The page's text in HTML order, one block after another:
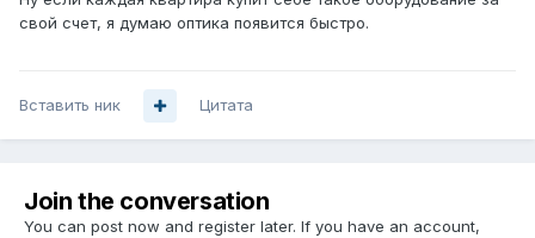
свой счет, я думаю оптика появится быстро.
Вставить ник Цитата
Join the conversation
You can post now and register later. If you have an account,